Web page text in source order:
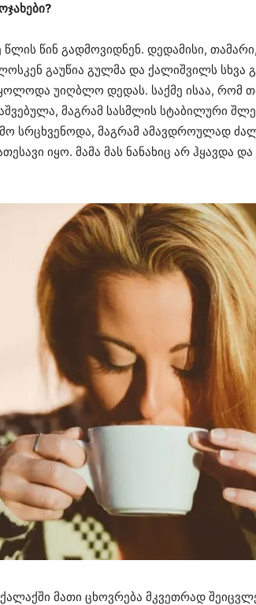
წინ გადმოვიდნენ. დედამისი, თამარი,
გაუწია გულმა და ქალიშვილს სხვა
უიღბლო დედას. საქმე ისაა, რომ
მაგრამ სასმლის სტაბილური
სრცხვენოდა, მაგრამ ამავდროულად
იყო. მამა მას ნანახიც არ ჰყავდა და
მათი ცხოვრება მკვეთრად